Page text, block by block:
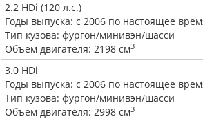
2.2 HDi (120 л.с.)
Годы выпуска: с 2006 по настоящее
Тип кузова: фургон/минивэн/шасси
Объем двигателя: 2198 см3
3.0 HDi
Годы выпуска: с 2006 по настоящее
Тип кузова: фургон/минивэн/шасси
Объем двигателя: 2998 см3